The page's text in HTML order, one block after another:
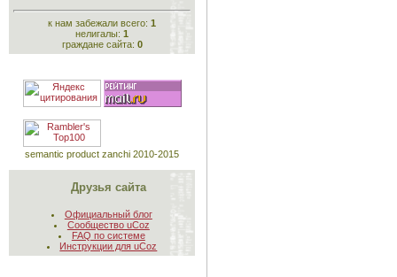
к нам забежали всего: 1
нелигалы: 1
граждане сайта: 0
semantic product zanchi 2010-2015
Друзья сайта
Официальный блог
Сообщество uCoz
FAQ по системе
Инструкции для uCoz